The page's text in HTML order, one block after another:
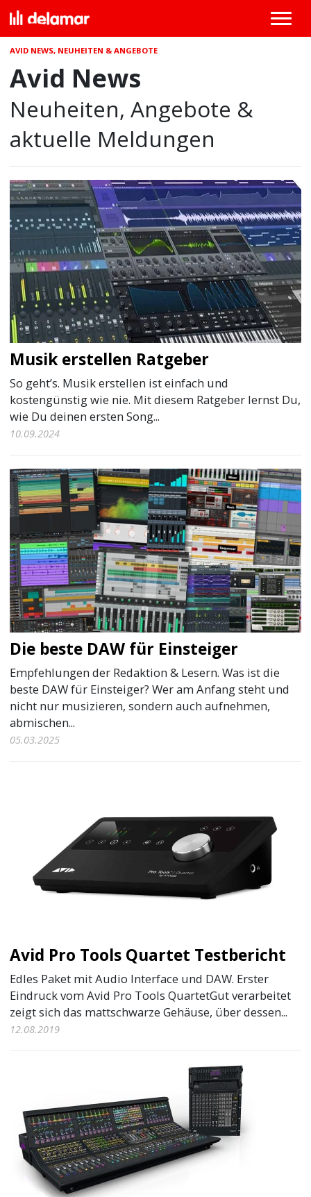
AVID NEWS, NEUHEITEN & ANGEBOTE
Avid News
Neuheiten, Angebote &
aktuelle Meldungen
Musik erstellen Ratgeber
So geht’s. Musik erstellen ist einfach und
kostengünstig wie nie. Mit diesem Ratgeber lernst Du,
wie Du deinen ersten Song...
10.09.2024
Die beste DAW für Einsteiger
Empfehlungen der Redaktion & Lesern. Was ist die
beste DAW für Einsteiger? Wer am Anfang steht und
nicht nur musizieren, sondern auch aufnehmen,
abmischen...
05.03.2025
Avid Pro Tools Quartet Testbericht
Edles Paket mit Audio Interface und DAW. Erster
Eindruck vom Avid Pro Tools QuartetGut verarbeitet
zeigt sich das mattschwarze Gehäuse, über dessen...
12.08.2019